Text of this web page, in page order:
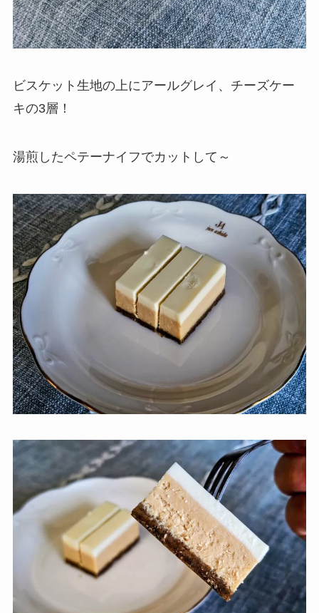
ビスケット生地の上にアールグレイ、チーズケー
キの3層！
湯煎したペテーナイフでカットして～